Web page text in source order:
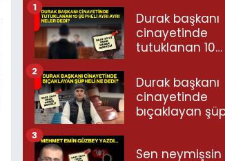
Durak başkanı
cinayetinde
tutuklanan 10
neler dedi?
1
Durak başkanı
cinayetinde
bıçaklayan
2
Sen neymişsin
3